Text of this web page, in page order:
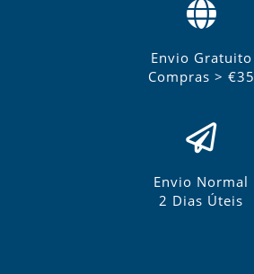
Envio Gratuito
Compras > €35
Envio Normal
2 Dias Úteis